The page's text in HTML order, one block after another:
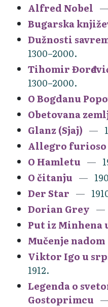
Alfred Nobel
Bugarska
Dužnosti
1300–2000.
Tihomir
1300–2000.
O Bogdanu
Obetovana
Glanz (Sjaj)
Allegro furioso
O Hamletu
O čitanju
Der Star
Dorian Grey
Put iz Minhena
Mučenje nadom
Viktor Igo u
1912.
Legenda o
Gostoprimcu